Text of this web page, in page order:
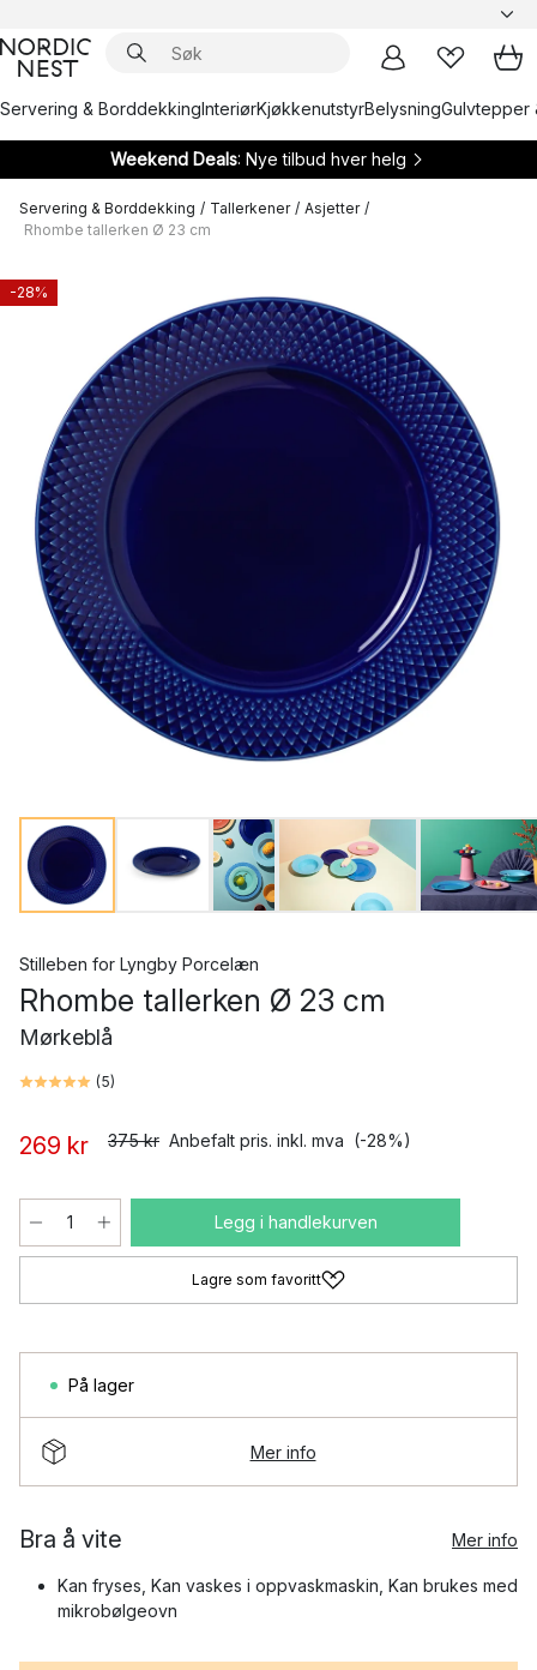
Servering & BorddekkingInteriørKjøkkenutstyrBelysningGulvtepper
Weekend Deals: Nye tilbud hver helg
Servering & Borddekking / Tallerkener / Asjetter /
Rhombe tallerken Ø 23 cm
-28%
Stilleben for Lyngby Porcelæn
Rhombe tallerken Ø 23 cm
Mørkeblå
(5)
269 kr 375 kr Anbefalt pris. inkl. mva (-28%)
Legg i handlekurven
Lagre som favoritt
På lager
Mer info
Bra å vite Mer info
Kan fryses, Kan vaskes i oppvaskmaskin, Kan brukes med
mikrobølgeovn